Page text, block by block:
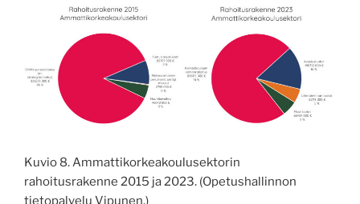
Kuvio 8. Ammattikorkeakoulusektorin
rahoitusrakenne 2015 ja 2023. (Opetushallinnon
tietopalvelu Vipunen.)